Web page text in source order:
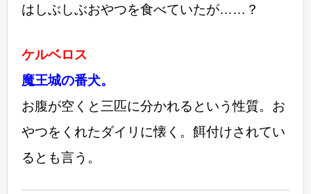
はしぶしぶおやつを食べていたが……？
ケルベロス
魔王城の番犬。
お腹が空くと三匹に分かれるという性質。お
やつをくれたダイリに懐く。餌付けされてい
るとも言う。